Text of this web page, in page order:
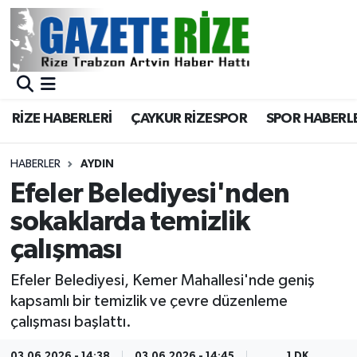
RİZE HABERLERİ ÇAYKUR RİZESPOR SPOR
HABERLER AYDIN
Efeler Belediyesi'nden
sokaklarda temizlik
çalışması
Efeler Belediyesi, Kemer Mahallesi'nde geniş
kapsamlı bir temizlik ve çevre düzenleme
çalışması başlattı.
BÖLGEMİZ
Asayiş
Rize Jandarma Komutanlığı
Bilim Teknoloji
Bölge
Advertising news
Merkez Nöbetçi Eczaneler
Merkez Trafik Yoğunluk Haritası
Süper Lig Puan Durumu ve Fikstür
Tüm Manşetler
Son Dakika Haberleri
Haber Arşivi